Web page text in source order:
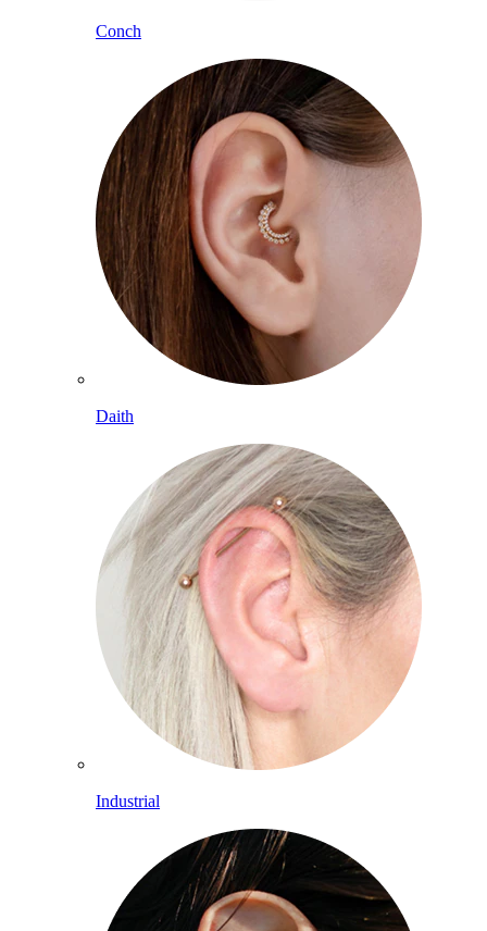
Conch
Daith
Industrial